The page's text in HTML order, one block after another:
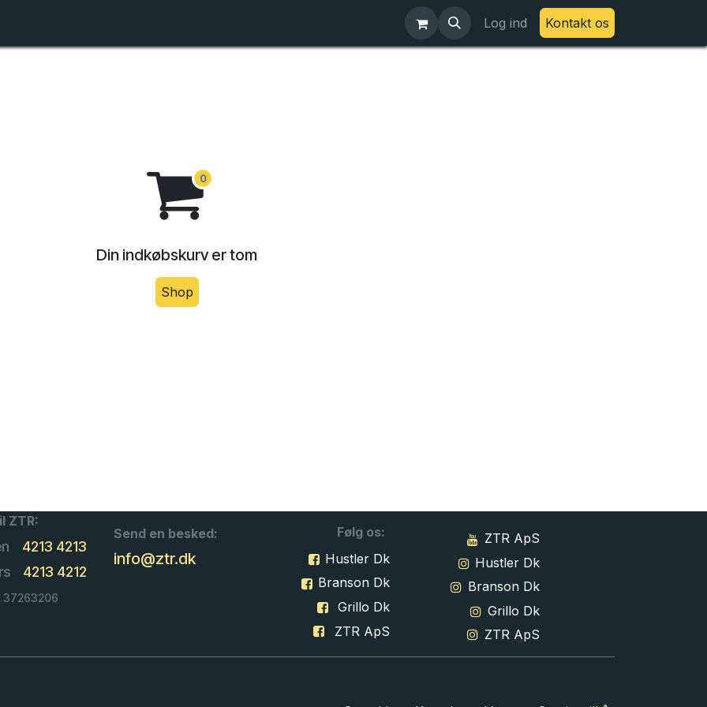
Log ind Kontakt os
Din indkøbskurv er tom
Shop
ZTR:
4213 4213
4213 4212
37263206
Send en besked:
info@ztr.dk
Følg os:
Hustler Dk
Branson Dk
Grillo Dk
ZTR ApS
ZTR ApS
Hustler Dk
Branson Dk
Grillo Dk
ZTR ApS